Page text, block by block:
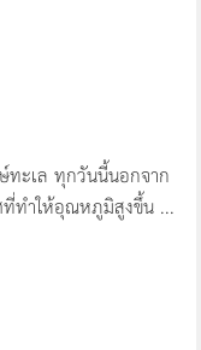
ทะเล ทุกวันนี้นอกจาก
ทำให้อุณหภูมิสูงขึ้น ...